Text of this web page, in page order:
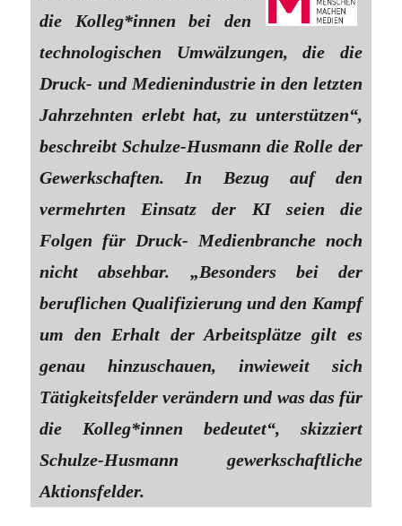
die Kolleg*innen bei den
technologischen Umwälzungen, die die
Druck- und Medienindustrie in den letzten
Jahrzehnten erlebt hat, zu unterstützen“,
beschreibt Schulze-Husmann die Rolle der
Gewerkschaften. In Bezug auf den
vermehrten Einsatz der KI seien die
Folgen für Druck- Medienbranche noch
nicht absehbar. „Besonders bei der
beruflichen Qualifizierung und den Kampf
um den Erhalt der Arbeitsplätze gilt es
genau hinzuschauen, inwieweit sich
Tätigkeitsfelder verändern und was das für
die Kolleg*innen bedeutet“, skizziert
Schulze-Husmann gewerkschaftliche
Aktionsfelder.